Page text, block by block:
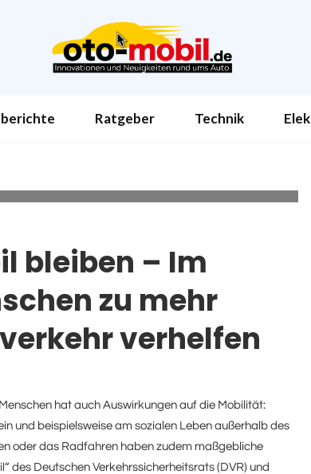
Ratgeber Technik
bleiben – Im
zu mehr
verhelfen
hat auch Auswirkungen auf die Mobilität:
und beispielsweise am sozialen Leben außerhalb des
oder das Radfahren haben zudem maßgebliche
des Deutschen Verkehrssicherheitsrats (DVR) und